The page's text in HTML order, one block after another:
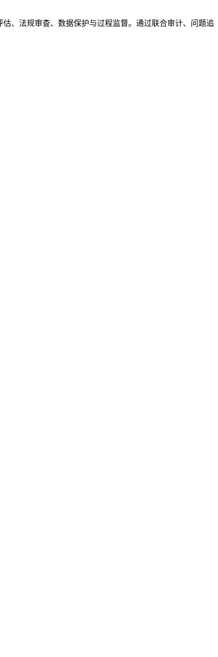
、法规审查、数据保护与过程监督。通过联合审计、问题追